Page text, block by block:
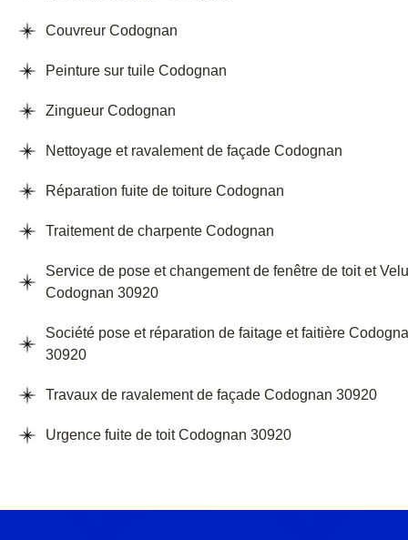
Couvreur Codognan
Peinture sur tuile Codognan
Zingueur Codognan
Nettoyage et ravalement de façade Codognan
Réparation fuite de toiture Codognan
Traitement de charpente Codognan
Service de pose et changement de fenêtre de toit et
Codognan 30920
Société pose et réparation de faitage et faitière
30920
Travaux de ravalement de façade Codognan 30920
Urgence fuite de toit Codognan 30920